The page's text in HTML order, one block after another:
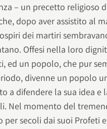
– un precetto religioso
dopo aver assistito al
dei martiri
Offesi nella loro
ed un popolo, che pur
divenne un popolo
a difendere la sua idea e
Nel momento del
per secoli dai suoi Profeti